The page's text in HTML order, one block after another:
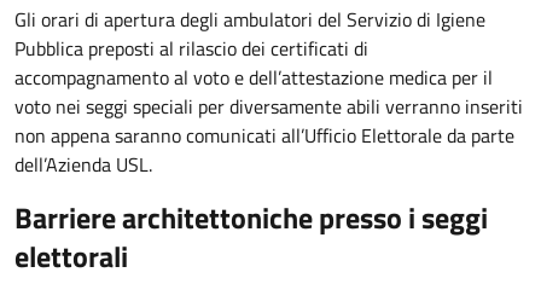
Gli orari di apertura degli ambulatori del Servizio di Igiene
Pubblica preposti al rilascio dei certificati di
accompagnamento al voto e dell’attestazione medica per il
voto nei seggi speciali per diversamente abili verranno inseriti
non appena saranno comunicati all’Ufficio Elettorale da parte
dell’Azienda USL.
Barriere architettoniche presso i seggi
elettorali